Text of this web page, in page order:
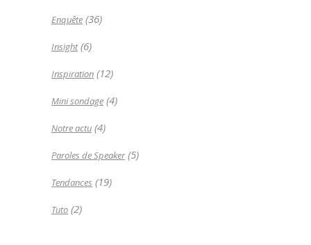
Enquête (36)
Insight(6)
Inspiration (12)
Mini sondage (4)
Notre actu (4)
Paroles de Speaker(5)
Tendances (19)
Tuto (2)